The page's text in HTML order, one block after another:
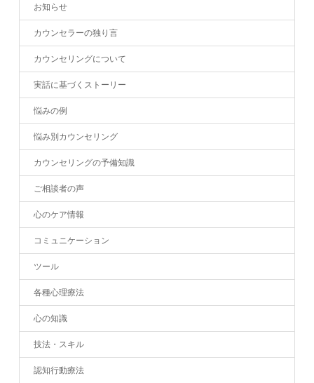
お知らせ
カウンセラーの独り言
カウンセリングについて
実話に基づくストーリー
悩みの例
悩み別カウンセリング
カウンセリングの予備知識
ご相談者の声
心のケア情報
コミュニケーション
ツール
各種心理療法
心の知識
技法・スキル
認知行動療法